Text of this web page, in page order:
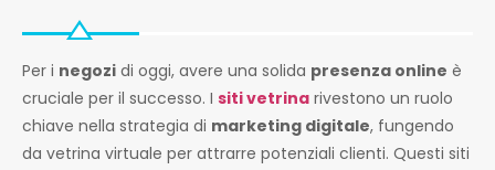
Per i negozi di oggi, avere una solida presenza online è
cruciale per il successo. I siti vetrina rivestono un ruolo
chiave nella strategia di marketing digitale, fungendo
da vetrina virtuale per attrarre potenziali clienti. Questi siti